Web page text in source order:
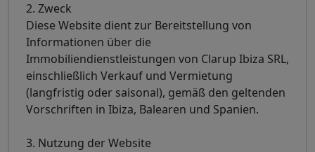
2. Zweck
Diese Website dient zur Bereitstellung von
Informationen über die
Immobiliendienstleistungen von Clarup Ibiza SRL,
einschließlich Verkauf und Vermietung
(langfristig oder saisonal), gemäß den geltenden
Vorschriften in Ibiza, Balearen und Spanien.
3. Nutzung der Website